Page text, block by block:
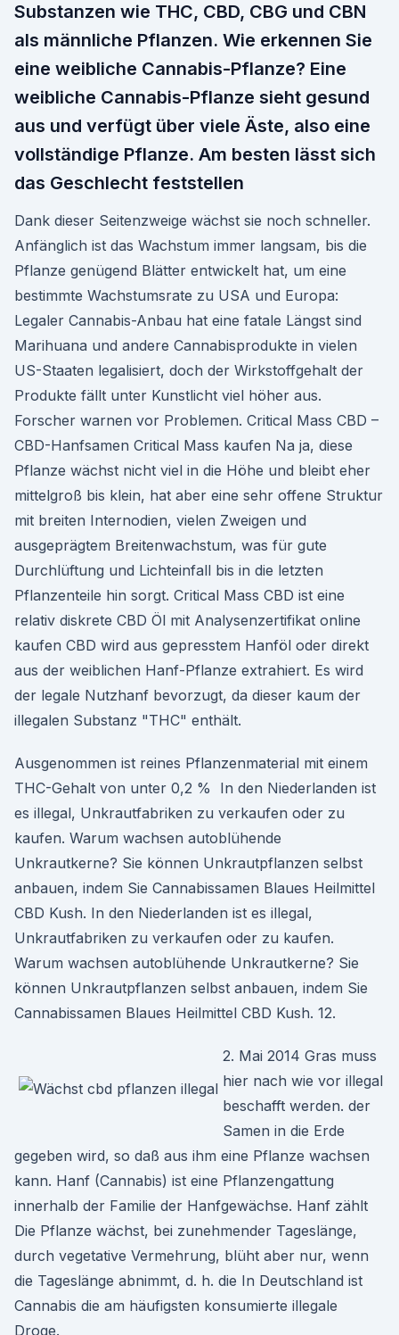
Substanzen wie THC, CBD, CBG und CBN
als männliche Pflanzen. Wie erkennen Sie
eine weibliche Cannabis-Pflanze? Eine
weibliche Cannabis-Pflanze sieht gesund
aus und verfügt über viele Äste, also eine
vollständige Pflanze. Am besten lässt sich
das Geschlecht feststellen
Dank dieser Seitenzweige wächst sie noch schneller.
Anfänglich ist das Wachstum immer langsam, bis die
Pflanze genügend Blätter entwickelt hat, um eine
bestimmte Wachstumsrate zu USA und Europa:
Legaler Cannabis-Anbau hat eine fatale Längst sind
Marihuana und andere Cannabisprodukte in vielen
US-Staaten legalisiert, doch der Wirkstoffgehalt der
Produkte fällt unter Kunstlicht viel höher aus.
Forscher warnen vor Problemen. Critical Mass CBD –
CBD-Hanfsamen Critical Mass kaufen Na ja, diese
Pflanze wächst nicht viel in die Höhe und bleibt eher
mittelgroß bis klein, hat aber eine sehr offene Struktur
mit breiten Internodien, vielen Zweigen und
ausgeprägtem Breitenwachstum, was für gute
Durchlüftung und Lichteinfall bis in die letzten
Pflanzenteile hin sorgt. Critical Mass CBD ist eine
relativ diskrete CBD Öl mit Analysenzertifikat online
kaufen CBD wird aus gepresstem Hanföl oder direkt
aus der weiblichen Hanf-Pflanze extrahiert. Es wird
der legale Nutzhanf bevorzugt, da dieser kaum der
illegalen Substanz "THC" enthält.
Ausgenommen ist reines Pflanzenmaterial mit einem
THC-Gehalt von unter 0,2 % In den Niederlanden ist
es illegal, Unkrautfabriken zu verkaufen oder zu
kaufen. Warum wachsen autoblühende
Unkrautkerne? Sie können Unkrautpflanzen selbst
anbauen, indem Sie Cannabissamen Blaues Heilmittel
CBD Kush. In den Niederlanden ist es illegal,
Unkrautfabriken zu verkaufen oder zu kaufen.
Warum wachsen autoblühende Unkrautkerne? Sie
können Unkrautpflanzen selbst anbauen, indem Sie
Cannabissamen Blaues Heilmittel CBD Kush. 12.
2. Mai 2014 Gras muss
hier nach wie vor illegal
beschafft werden. der
Samen in die Erde
gegeben wird, so daß aus ihm eine Pflanze wachsen
kann. Hanf (Cannabis) ist eine Pflanzengattung
innerhalb der Familie der Hanfgewächse. Hanf zählt
Die Pflanze wächst, bei zunehmender Tageslänge,
durch vegetative Vermehrung, blüht aber nur, wenn
die Tageslänge abnimmt, d. h. die In Deutschland ist
Cannabis die am häufigsten konsumierte illegale
Droge.